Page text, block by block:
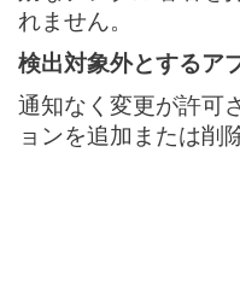
れません。
検出対象外とするア
通知なく変更が許可
ョンを追加または削